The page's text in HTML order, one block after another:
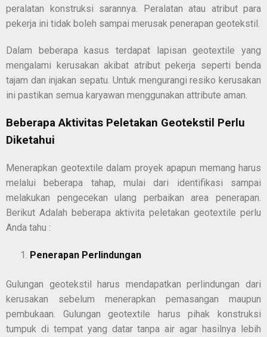
peralatan konstruksi sarannya. Peralatan atau atribut para
pekerja ini tidak boleh sampai merusak penerapan geotekstil.
Dalam beberapa kasus terdapat lapisan geotextile yang
mengalami kerusakan akibat atribut pekerja seperti benda
tajam dan injakan sepatu. Untuk mengurangi resiko kerusakan
ini pastikan semua karyawan menggunakan attribute aman.
Beberapa Aktivitas Peletakan Geotekstil Perlu
Diketahui
Menerapkan geotextile dalam proyek apapun memang harus
melalui beberapa tahap, mulai dari identifikasi sampai
melakukan pengecekan ulang perbaikan area penerapan.
Berikut Adalah beberapa aktivita peletakan geotextile perlu
Anda tahu :
Penerapan Perlindungan
Gulungan geotekstil harus mendapatkan perlindungan dari
kerusakan sebelum menerapkan pemasangan maupun
pembukaan. Gulungan geotextile harus pihak konstruksi
tumpuk di tempat yang datar tanpa air agar hasilnya lebih